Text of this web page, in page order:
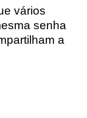
vários
senha
a